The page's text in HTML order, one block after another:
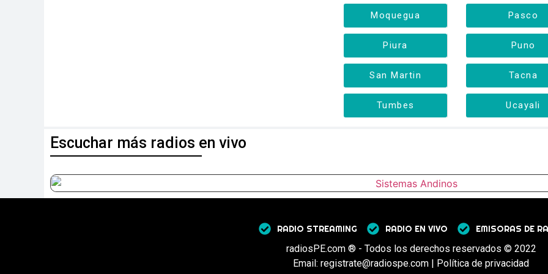
Moquegua Pasco
Piura Puno
San Martin Tacna
Tumbes Ucayali
Escuchar más radios en vivo
RADIO STREAMING RADIO EN VIVO EMISORAS DE
radiosPE.com ® - Todos los derechos reservados © 2022
Email: registrate@radiospe.com | Política de privacidad